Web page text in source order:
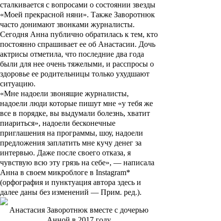
сталкивается с вопросами о состоянии звезды
«Моей прекрасной няни». Также Заворотнюк
часто донимают звонками журналисты.
Сегодня Анна публично обратилась к тем, кто
постоянно спрашивает ее об Анастасии. Дочь
актрисы отметила, что последние два года
были для нее очень тяжелыми, и расспросы о
здоровье ее родительницы только ухудшают
ситуацию.
«Мне надоели звонящие журналисты,
надоели люди которые пишут мне «у тебя же
все в порядке, вы выдумали болезнь, хватит
пиариться», надоели бесконечные
приглашения на программы, шоу, надоели
предложения заплатить мне кучу денег за
интервью. Даже после своего отказа, я
чувствую всю эту грязь на себе», — написала
Анна в своем микроблоге в Instagram*
(орфография и пунктуация автора здесь и
далее даны без изменений — Прим. ред.).
Анастасия Заворотнюк вместе с дочерью